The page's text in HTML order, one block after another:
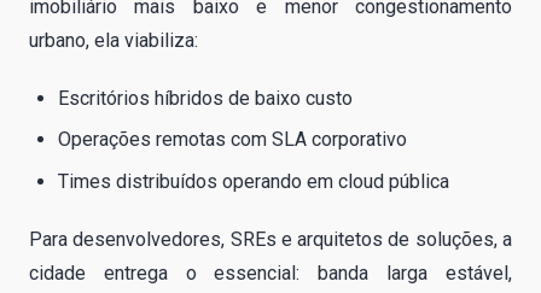
imobiliário mais baixo e menor congestionamento
urbano, ela viabiliza:
Escritórios híbridos de baixo custo
Operações remotas com SLA corporativo
Times distribuídos operando em cloud pública
Para desenvolvedores, SREs e arquitetos de soluções, a
cidade entrega o essencial: banda larga estável,